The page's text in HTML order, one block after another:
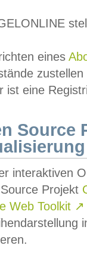
eines
ist eine
Source
interaktiven
Projekt
Web Toolkit ↗